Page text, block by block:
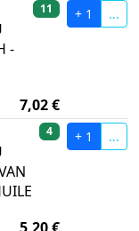
-
11
7,02 €
+ 1 ...
4 + 1 ...